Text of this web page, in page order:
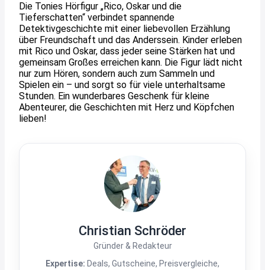
Die Tonies Hörfigur „Rico, Oskar und die
Tieferschatten“ verbindet spannende
Detektivgeschichte mit einer liebevollen Erzählung
über Freundschaft und das Anderssein. Kinder erleben
mit Rico und Oskar, dass jeder seine Stärken hat und
gemeinsam Großes erreichen kann. Die Figur lädt nicht
nur zum Hören, sondern auch zum Sammeln und
Spielen ein – und sorgt so für viele unterhaltsame
Stunden. Ein wunderbares Geschenk für kleine
Abenteurer, die Geschichten mit Herz und Köpfchen
lieben!
Christian Schröder
Gründer & Redakteur
Expertise: Deals, Gutscheine, Preisvergleiche,